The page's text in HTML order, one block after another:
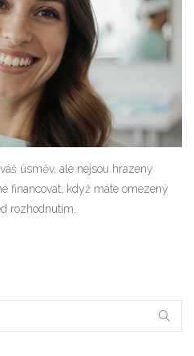
úsměv, ale nejsou hrazeny
financovat, když máte omezený
rozhodnutím.